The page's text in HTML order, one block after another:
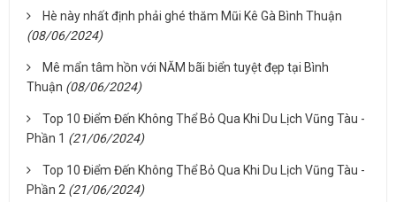
Hè này nhất định phải ghé thăm Mũi Kê Gà Bình Thuận
(08/06/2024)
Mê mẩn tâm hồn với NĂM bãi biển tuyệt đẹp tại Bình
Thuận (08/06/2024)
Top 10 Điểm Đến Không Thể Bỏ Qua Khi Du Lịch Vũng Tàu -
Phần 1 (21/06/2024)
Top 10 Điểm Đến Không Thể Bỏ Qua Khi Du Lịch Vũng Tàu -
Phần 2 (21/06/2024)